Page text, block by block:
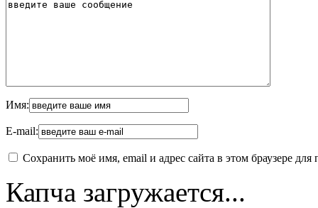
Имя:
E-mail:
Сохранить моё имя, email и адрес сайта в этом браузере
Капча загружается...